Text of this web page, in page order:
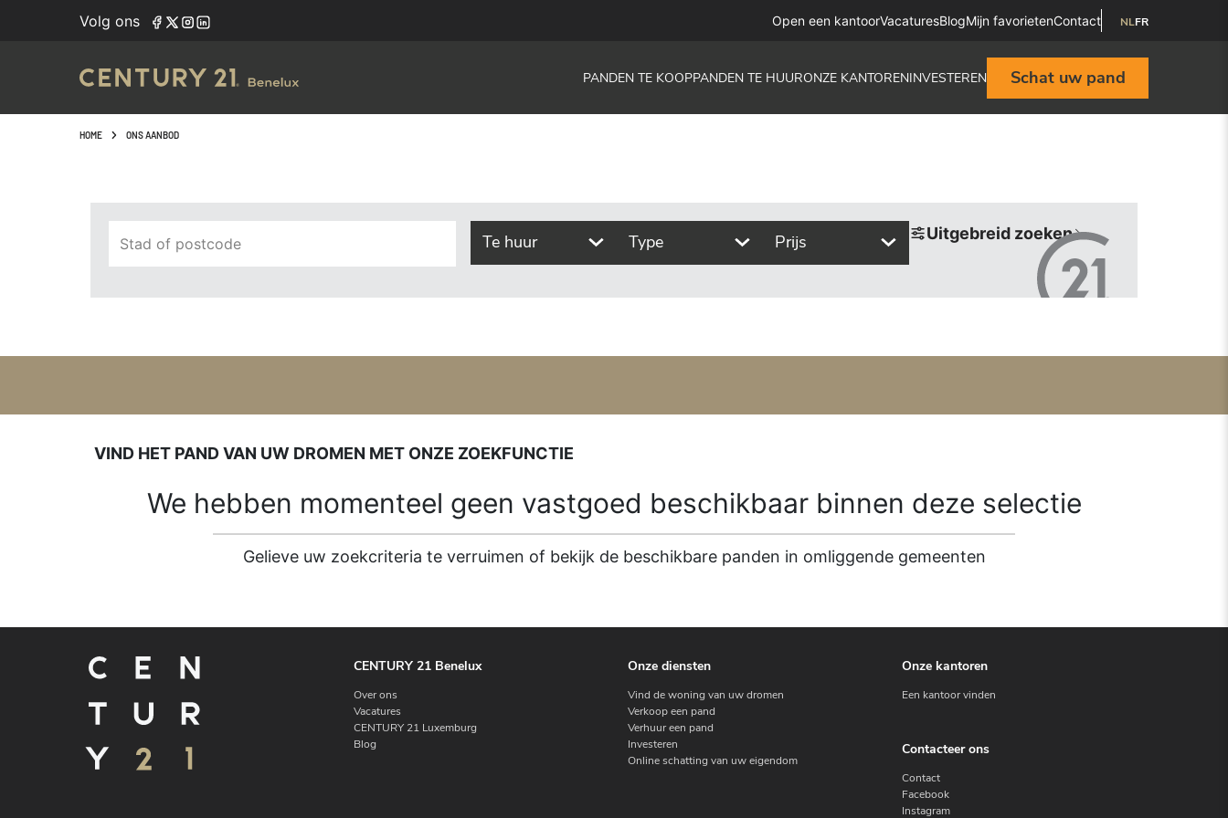
Volg ons Open een kantoorVacaturesBlogMijn favorietenContact NLFR
PANDEN TE KOOPPANDEN TE HUURONZE KANTORENINVESTEREN Schat uw pand
HOME ONS AANBOD
Stad of postcode Te huur Type Prijs Uitgebreid zoeken
VIND HET PAND VAN UW DROMEN MET ONZE ZOEKFUNCTIE
We hebben momenteel geen vastgoed beschikbaar binnen deze selectie
Gelieve uw zoekcriteria te verruimen of bekijk de beschikbare panden in omliggende gemeenten
CENTURY 21 Benelux
Over ons
Vacatures
CENTURY 21 Luxemburg
Blog
Onze diensten
Vind de woning van uw dromen
Verkoop een pand
Verhuur een pand
Investeren
Online schatting van uw eigendom
Onze kantoren
Een kantoor vinden
Contacteer ons
Contact
Facebook
Instagram
Navigated to Vind het pand van uw dromen met onze zoekfunctie